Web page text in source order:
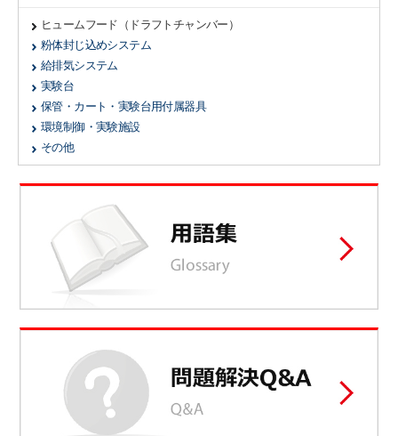
ヒュームフード（ドラフトチャンバー）
粉体封じ込めシステム
給排気システム
実験台
保管・カート・実験台用付属器具
環境制御・実験施設
その他